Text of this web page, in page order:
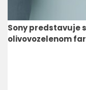
Sony predstavuje
olivovozelenom